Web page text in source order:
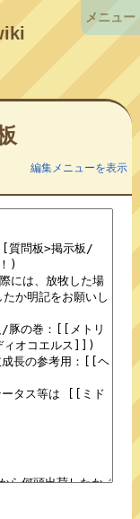
編集メニューを表示
メニュー